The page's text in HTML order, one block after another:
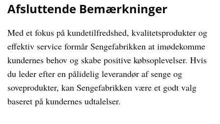
Afsluttende Bemærkninger
Med et fokus på kundetilfredshed, kvalitetsprodukter og
effektiv service formår Sengefabrikken at imødekomme
kundernes behov og skabe positive købsoplevelser. Hvis
du leder efter en pålidelig leverandør af senge og
soveprodukter, kan Sengefabrikken være et godt valg
baseret på kundernes udtalelser.